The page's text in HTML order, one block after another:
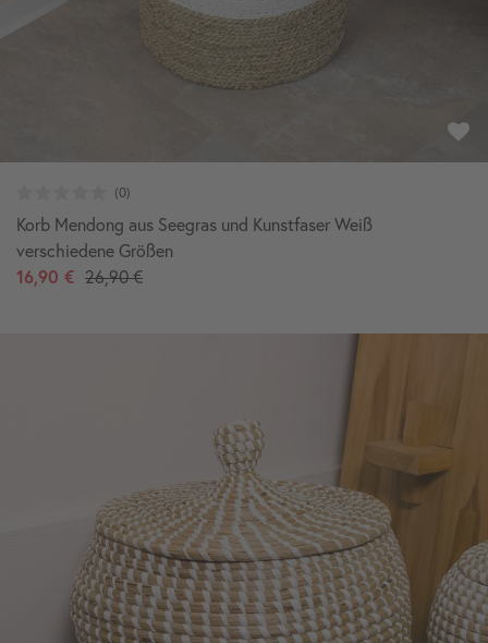
Korb Mendong aus Seegras und Kunstfaser Weiß
verschiedene Größen
16,90 € 26,90 €